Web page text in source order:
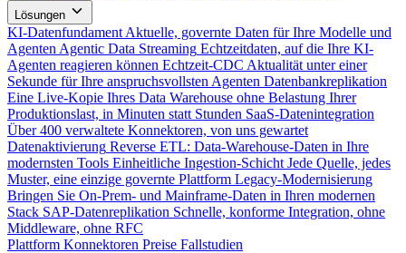
Lösungen
KI-Datenfundament Aktuelle, governte Daten für Ihre Modelle und
Agenten Agentic Data Streaming Echtzeitdaten, auf die Ihre KI-
Agenten reagieren können Echtzeit-CDC Aktualität unter einer
Sekunde für Ihre anspruchsvollsten Agenten Datenbankreplikation
Eine Live-Kopie Ihres Data Warehouse ohne Belastung Ihrer
Produktionslast, in Minuten statt Stunden SaaS-Datenintegration
Über 400 verwaltete Konnektoren, von uns gewartet
Datenaktivierung Reverse ETL: Data-Warehouse-Daten in Ihre
modernsten Tools Einheitliche Ingestion-Schicht Jede Quelle, jedes
Muster, eine einzige governte Plattform Legacy-Modernisierung
Bringen Sie On-Prem- und Mainframe-Daten in Ihren modernen
Stack SAP-Datenreplikation Schnelle, konforme Integration, ohne
Middleware, ohne RFC
Plattform Konnektoren Preise Fallstudien